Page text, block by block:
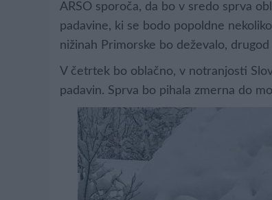
ARSO sporoča, da bo v sredo sprva
padavine, ki se bodo popoldne
nižinah Primorske bo deževalo,
V četrtek bo oblačno, v notranjosti
padavin. Sprva bo pihala zmerna do